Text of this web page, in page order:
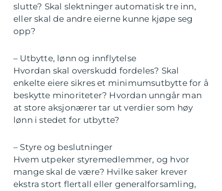
slutte? Skal slektninger automatisk tre inn,
eller skal de andre eierne kunne kjøpe seg
opp?
– Utbytte, lønn og innflytelse
Hvordan skal overskudd fordeles? Skal
enkelte eiere sikres et minimumsutbytte for å
beskytte minoriteter? Hvordan unngår man
at store aksjonærer tar ut verdier som høy
lønn i stedet for utbytte?
– Styre og beslutninger
Hvem utpeker styremedlemmer, og hvor
mange skal de være? Hvilke saker krever
ekstra stort flertall eller generalforsamling,